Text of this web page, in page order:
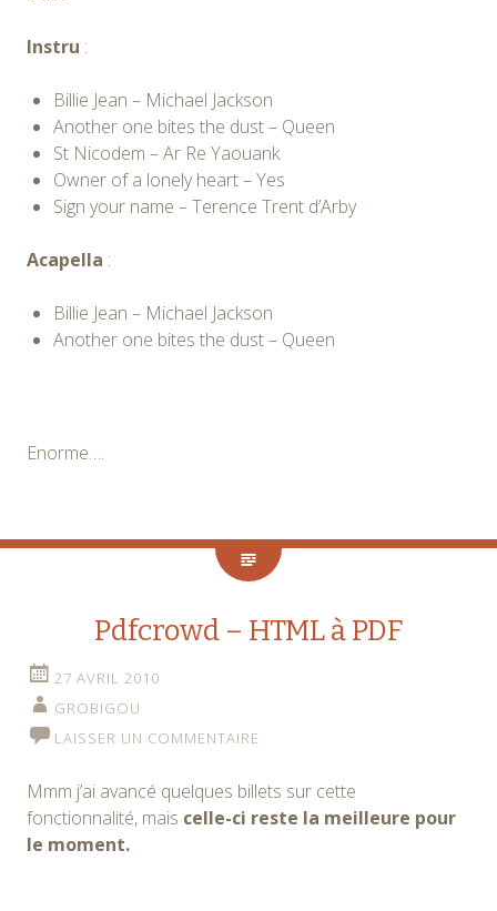
Instru :
Billie Jean – Michael Jackson
Another one bites the dust – Queen
St Nicodem – Ar Re Yaouank
Owner of a lonely heart – Yes
Sign your name – Terence Trent d’Arby
Acapella :
Billie Jean – Michael Jackson
Another one bites the dust – Queen
Enorme….
Pdfcrowd – HTML à PDF
27 AVRIL 2010
GROBIGOU
LAISSER UN COMMENTAIRE
Mmm j’ai avancé quelques billets sur cette
fonctionnalité, mais celle-ci reste la meilleure pour
le moment.